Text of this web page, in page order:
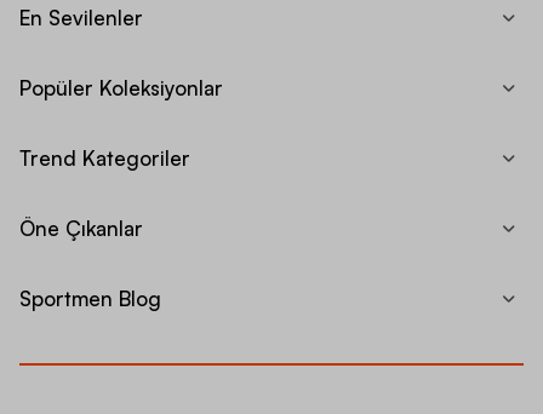
En Sevilenler
Popüler Koleksiyonlar
Trend Kategoriler
Öne Çıkanlar
Sportmen Blog